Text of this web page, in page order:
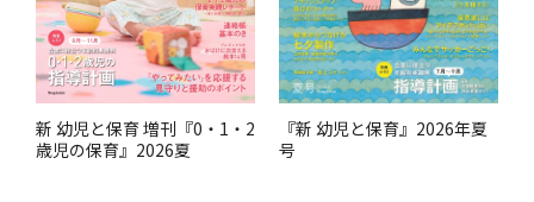
新 幼児と保育 増刊『0・1・2
歳児の保育』2026夏
『新 幼児と保育』2026年夏
号